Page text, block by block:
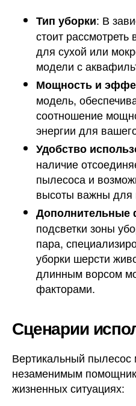
Тип уборки: В
стоит
для сухой или
модели с
Мощность и
модель,
соотношение
энергии для
Удобство
наличие
пылесоса и
высоты важны для
Дополнительные
подсветки зоны
пара,
уборки шерсти
длинным ворсом
факторами.
Сценарии
Вертикальный пылесос
незаменимым
жизненных ситуациях: